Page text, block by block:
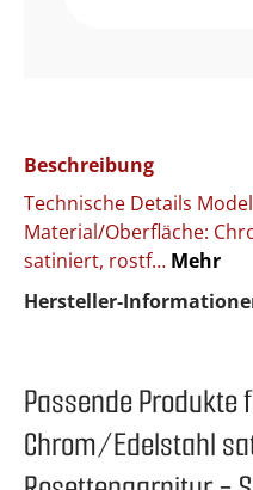
Beschreibung
Technische Details
Material/Oberfläche:
satiniert, rostf… Mehr
Hersteller-
Passende
Chrom/Edelstahl